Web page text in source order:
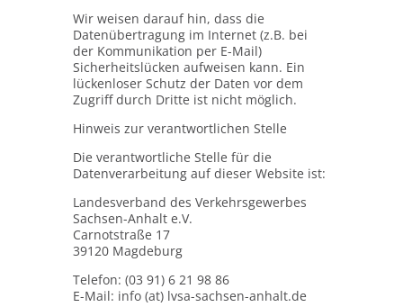
Wir weisen darauf hin, dass die
Datenübertragung im Internet (z.B. bei
der Kommunikation per E-Mail)
Sicherheitslücken aufweisen kann. Ein
lückenloser Schutz der Daten vor dem
Zugriff durch Dritte ist nicht möglich.
Hinweis zur verantwortlichen Stelle
Die verantwortliche Stelle für die
Datenverarbeitung auf dieser Website ist:
Landesverband des Verkehrsgewerbes
Sachsen-Anhalt e.V.
Carnotstraße 17
39120 Magdeburg
Telefon: (03 91) 6 21 98 86
E-Mail: info (at) lvsa-sachsen-anhalt.de